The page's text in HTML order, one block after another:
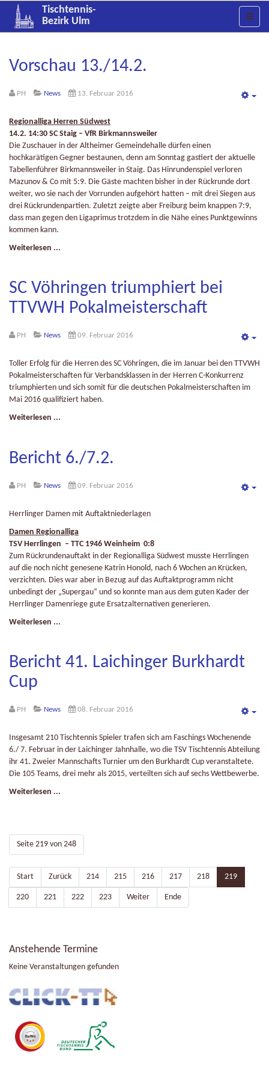
Tischtennis-
Bezirk Ulm
Vorschau 13./14.2.
PH News 13. Februar 2016
Regionalliga Herren Südwest
14.2. 14:30 SC Staig – VfR Birkmannsweiler
Die Zuschauer in der Altheimer Gemeindehalle dürfen einen
hochkarätigen Gegner bestaunen, denn am Sonntag gastiert der aktuelle
Tabellenführer Birkmannsweiler in Staig. Das Hinrundenspiel verloren
Mazunov & Co mit 5:9. Die Gäste machten bisher in der Rückrunde dort
weiter, wo sie nach der Vorrunden aufgehört hatten – mit drei Siegen aus
drei Rückrundenpartien. Zuletzt zeigte aber Freiburg beim knappen 7:9,
dass man gegen den Ligaprimus trotzdem in die Nähe eines Punktgewinns
kommen kann.
Weiterlesen ...
SC Vöhringen triumphiert bei
TTVWH Pokalmeisterschaft
PH News 09. Februar 2016
Toller Erfolg für die Herren des SC Vöhringen, die im Januar bei den TTVWH
Pokalmeisterschaften für Verbandsklassen in der Herren C-Konkurrenz
triumphierten und sich somit für die deutschen Pokalmeisterschaften im
Mai 2016 qualifiziert haben.
Weiterlesen ...
Bericht 6./7.2.
PH News 09. Februar 2016
Herrlinger Damen mit Auftaktniederlagen
Damen Regionalliga
TSV Herrlingen – TTC 1946 Weinheim 0:8
Zum Rückrundenauftakt in der Regionalliga Südwest musste Herrlingen
auf die noch nicht genesene Katrin Honold, nach 6 Wochen an Krücken,
verzichten. Dies war aber in Bezug auf das Auftaktprogramm nicht
unbedingt der „Supergau“ und so konnte man aus dem guten Kader der
Herrlinger Damenriege gute Ersatzalternativen generieren.
Weiterlesen ...
Bericht 41. Laichinger Burkhardt
Cup
PH News 08. Februar 2016
Insgesamt 210 Tischtennis Spieler trafen sich am Faschings Wochenende
6./ 7. Februar in der Laichinger Jahnhalle, wo die TSV Tischtennis Abteilung
ihr 41. Zweier Mannschafts Turnier um den Burkhardt Cup veranstaltete.
Die 105 Teams, drei mehr als 2015, verteilten sich auf sechs Wettbewerbe.
Weiterlesen ...
Seite 219 von 248
Start Zurück 214 215 216 217 218 219
220 221 222 223 Weiter Ende
Anstehende Termine
Keine Veranstaltungen gefunden